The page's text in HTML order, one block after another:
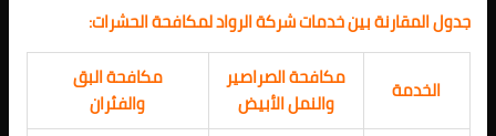
جدول المقارنة بين خدمات شركة الرواد لمكافحة الحشرات:
الخدمة
مكافحة الصراصير
والنمل الأبيض
مكافحة البق
والفئران